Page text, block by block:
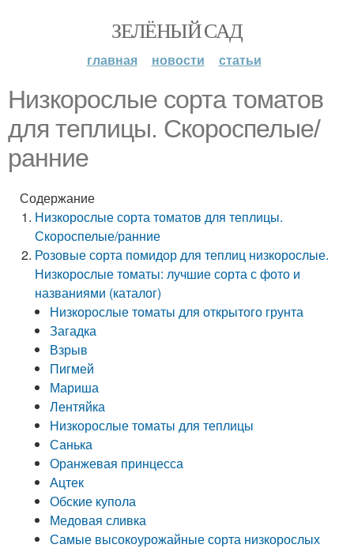
ЗЕЛЁНЫЙ САД
главная новости статьи
Низкорослые сорта томатов
для теплицы. Скороспелые/
ранние
Содержание
Низкорослые сорта томатов для теплицы.
Скороспелые/ранние
Розовые сорта помидор для теплиц низкорослые.
Низкорослые томаты: лучшие сорта с фото и
названиями (каталог)
Низкорослые томаты для открытого грунта
Загадка
Взрыв
Пигмей
Мариша
Лентяйка
Низкорослые томаты для теплицы
Санька
Оранжевая принцесса
Ацтек
Обские купола
Медовая сливка
Самые высокоурожайные сорта низкорослых